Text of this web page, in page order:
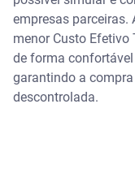
empresas parceiras.
menor Custo Efetivo
de forma
garantindo a
descontrolada.